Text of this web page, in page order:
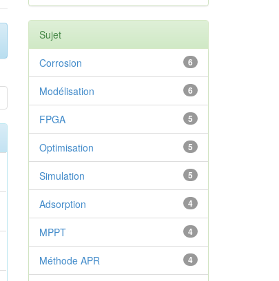
Sujet
6
Corrosion
6
Modélisation
5
FPGA
5
Optimisation
5
Simulation
4
Adsorption
4
MPPT
4
Méthode APR